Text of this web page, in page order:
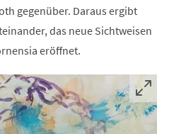
gegenüber. Daraus ergibt
das neue Sichtweisen
eröffnet.